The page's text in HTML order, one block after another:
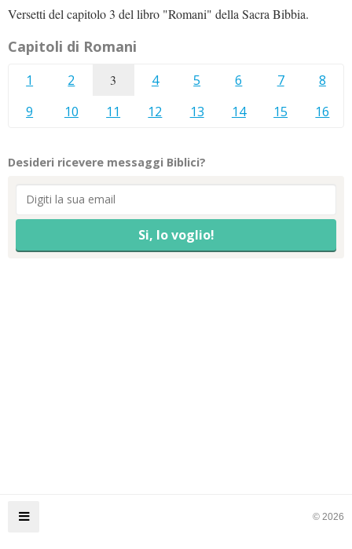
Versetti del capitolo 3 del libro "Romani" della Sacra Bibbia.
Capitoli di Romani
1 2 3 4 5 6 7
8
9
10 11 12 13 14 15 16
Desideri ricevere messaggi Biblici?
© 2026